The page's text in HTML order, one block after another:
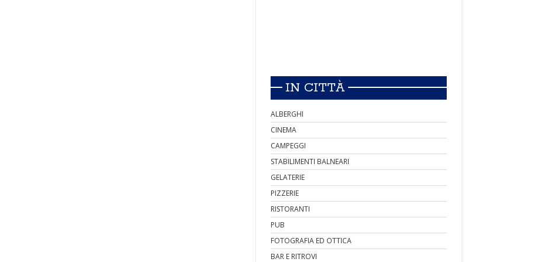
IN CITTÀ
ALBERGHI
CINEMA
CAMPEGGI
STABILIMENTI BALNEARI
GELATERIE
PIZZERIE
RISTORANTI
PUB
FOTOGRAFIA ED OTTICA
BAR E RITROVI